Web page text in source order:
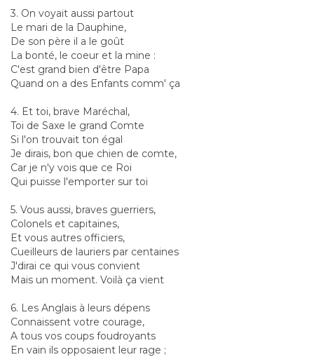
3. On voyait aussi partout
Le mari de la Dauphine,
De son père il a le goût
La bonté, le coeur et la mine :
C'est grand bien d'être Papa
Quand on a des Enfants comm' ça
4. Et toi, brave Maréchal,
Toi de Saxe le grand Comte
Si l'on trouvait ton égal
Je dirais, bon que chien de comte,
Car je n'y vois que ce Roi
Qui puisse l'emporter sur toi
5. Vous aussi, braves guerriers,
Colonels et capitaines,
Et vous autres officiers,
Cueilleurs de lauriers par centaines
J'dirai ce qui vous convient
Mais un moment. Voilà ça vient
6. Les Anglais à leurs dépens
Connaissent votre courage,
A tous vos coups foudroyants
En vain ils opposaient leur rage ;